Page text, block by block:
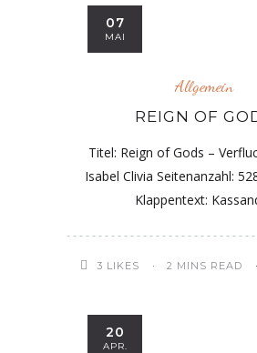
07
MAI
Allgemein
REIGN OF
Titel: Reign of Gods –
Isabel Clivia Seitenanzahl:
Klappentext:
3 LIKES 2 MINS READ
20
APR.